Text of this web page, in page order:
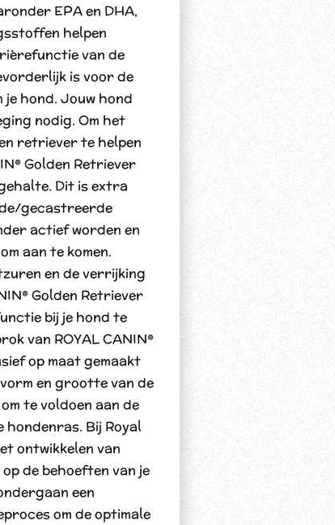
EPA en DHA,
helpen
van de
is voor de
hond. Jouw hond
nodig. Om het
retriever te helpen
Golden Retriever
Dit is extra
gecastreerde
actief worden en
aan te komen.
en de verrijking
Golden Retriever
bij je hond te
van ROYAL CANIN®
op maat gemaakt
en grootte van de
te voldoen aan de
Bij Royal
ontwikkelen van
de behoeften van je
een
om de optimale